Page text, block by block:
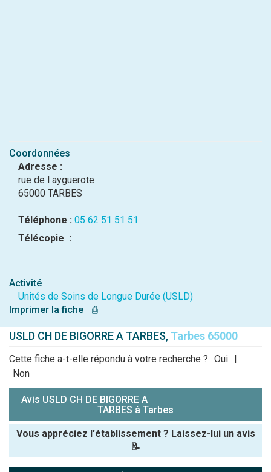
Coordonnées
Adresse :
rue de l ayguerote
65000 TARBES
Téléphone : 05 62 51 51 51
Télécopie :
Activité
Unités de Soins de Longue Durée (USLD)
Imprimer la fiche
⎙
USLD CH DE BIGORRE A TARBES, Tarbes 65000
Cette fiche a-t-elle répondu à votre recherche ? Oui |
Non
Avis USLD CH DE BIGORRE A
TARBES à Tarbes
Vous appréciez l'établissement ? Laissez-lui un avis
📝